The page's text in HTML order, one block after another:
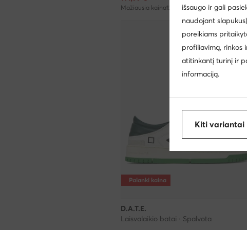
Mažiausia kaina121,99 €
Palanki kaina
D.A.T.E.
Laisvalaikio batai · Spalvota
išsaugo ir gali
naudojant
poreikiams
profiliavimą, rinkos
atitinkantį turinį ir
informaciją.
Kiti variantai